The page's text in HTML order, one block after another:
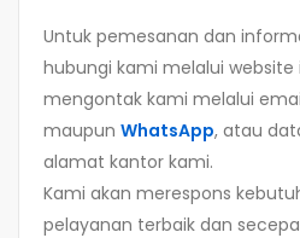
Untuk pemesanan dan
hubungi kami melalui website
mengontak kami melalui
maupun WhatsApp, atau
alamat kantor kami.
Kami akan merespons
pelayanan terbaik dan